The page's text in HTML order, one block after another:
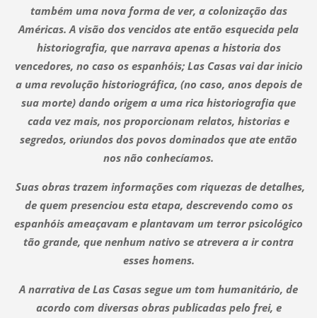
também uma nova forma de ver, a colonização das
Américas. A visão dos vencidos ate então esquecida pela
historiografia, que narrava apenas a historia dos
vencedores, no caso os espanhóis; Las Casas vai dar inicio
a uma revolução historiográfica, (no caso, anos depois de
sua morte) dando origem a uma rica historiografia que
cada vez mais, nos proporcionam relatos, historias e
segredos, oriundos dos povos dominados que ate então
nos não conhecíamos.
Suas obras trazem informações com riquezas de detalhes,
de quem presenciou esta etapa, descrevendo como os
espanhóis ameaçavam e plantavam um terror psicológico
tão grande, que nenhum nativo se atrevera a ir contra
esses homens.
A narrativa de Las Casas segue um tom humanitário, de
acordo com diversas obras publicadas pelo frei, e